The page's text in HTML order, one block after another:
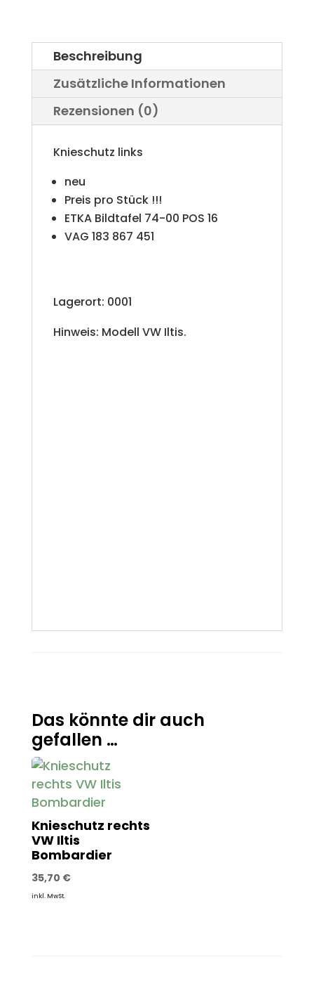
Beschreibung
Zusätzliche Informationen
Rezensionen (0)
Knieschutz links
neu
Preis pro Stück !!!
ETKA Bildtafel 74-00 POS 16
VAG 183 867 451
Lagerort: 0001
Hinweis: Modell VW Iltis.
Das könnte dir auch
gefallen …
Knieschutz rechts
VW Iltis
Bombardier
35,70 €
inkl. MwSt.